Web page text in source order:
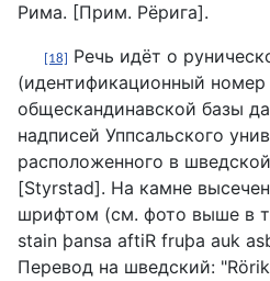
Рима. [Прим. Рёрига].
[18]
Речь идёт о
(идентификационный номер
общескандинавской базы
надписей Уппсальского
расположенного в
[Styrstad]. На камне
шрифтом (см. фото выше в
stain þansa aftiR fruþa auk
Перевод на шведский: